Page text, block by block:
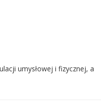
umysłowej i fizycznej, a